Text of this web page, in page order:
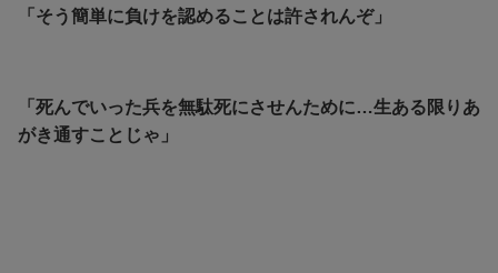
「そう簡単に負けを認めることは許されんぞ」
「死んでいった兵を無駄死にさせんために…生ある限りあ
がき通すことじゃ」